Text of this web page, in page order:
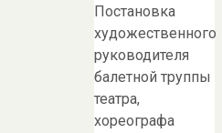
Постановка
художественного
руководителя
балетной труппы
театра,
хореографа